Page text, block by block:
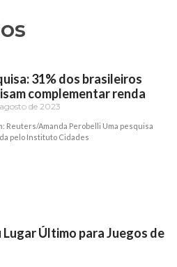
31% dos brasileiros
complementar renda
de 2023
Reuters/Amanda Perobelli Uma pesquisa
pelo Instituto Cidades
Lugar Último para Juegos de